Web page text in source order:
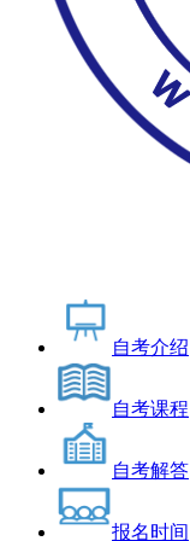
自考介绍
自考课程
自考解答
报名时间